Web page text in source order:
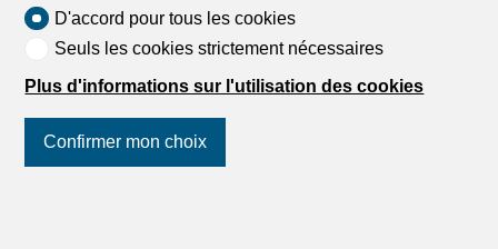
Grand, dans un cadre verdoyant et convivial. Pensées
pour répondre aux besoins d'aujourd'hui, ces villas offrent
séjour, trois chambres, une terrasse, un jardin privatif
d'aménagement. Les atouts du projet • Environnement
D'accord pour tous les cookies
Seuls les cookies strictement nécessaires
Plus d'informations sur l'utilisation des cookies
Confirmer mon choix